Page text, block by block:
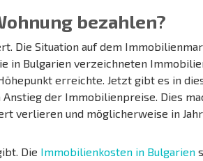
bezahlen?
Die Situation auf dem
in Bulgarien verzeichneten
erreichte. Jetzt gibt es in
der Immobilienpreise. Dies
verlieren und möglicherweise in
Die Immobilienkosten in Bulgarien